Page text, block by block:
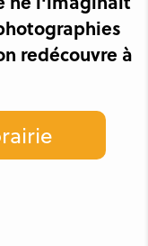
redécouvre à